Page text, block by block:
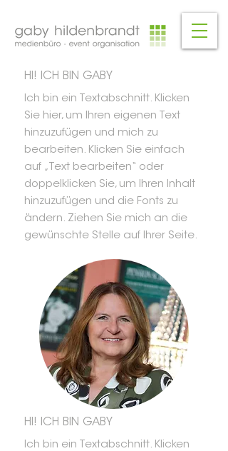
HI! ICH BIN GABY
Ich bin ein Textabschnitt. Klicken
Sie hier, um Ihren eigenen Text
hinzuzufügen und mich zu
bearbeiten. Klicken Sie einfach
auf „Text bearbeiten“ oder
doppelklicken Sie, um Ihren Inhalt
hinzuzufügen und die Fonts zu
ändern. Ziehen Sie mich an die
gewünschte Stelle auf Ihrer Seite.
HI! ICH BIN GABY
Ich bin ein Textabschnitt. Klicken